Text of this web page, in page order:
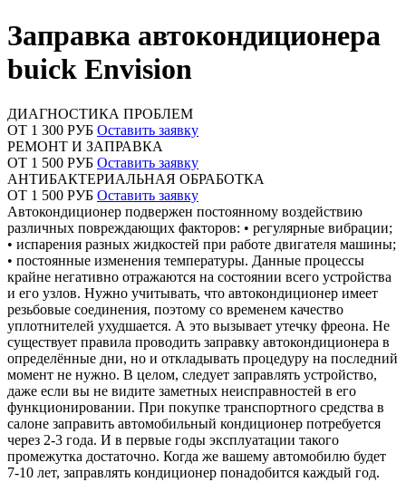
Заправка автокондиционера
buick Envision
ДИАГНОСТИКА ПРОБЛЕМ
ОТ 1 300 РУБ Оставить заявку
РЕМОНТ И ЗАПРАВКА
ОТ 1 500 РУБ Оставить заявку
АНТИБАКТЕРИАЛЬНАЯ ОБРАБОТКА
ОТ 1 500 РУБ Оставить заявку
Автокондиционер подвержен постоянному воздействию
различных повреждающих факторов: • регулярные вибрации;
• испарения разных жидкостей при работе двигателя машины;
• постоянные изменения температуры. Данные процессы
крайне негативно отражаются на состоянии всего устройства
и его узлов. Нужно учитывать, что автокондиционер имеет
резьбовые соединения, поэтому со временем качество
уплотнителей ухудшается. А это вызывает утечку фреона. Не
существует правила проводить заправку автокондиционера в
определённые дни, но и откладывать процедуру на последний
момент не нужно. В целом, следует заправлять устройство,
даже если вы не видите заметных неисправностей в его
функционировании. При покупке транспортного средства в
салоне заправить автомобильный кондиционер потребуется
через 2-3 года. И в первые годы эксплуатации такого
промежутка достаточно. Когда же вашему автомобилю будет
7-10 лет, заправлять кондиционер понадобится каждый год.